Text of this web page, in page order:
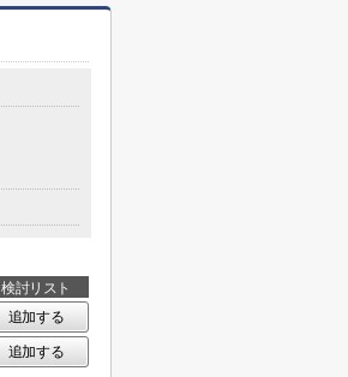
検討リスト
追加する
追加する